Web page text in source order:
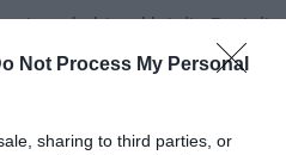
Not Process My Personal
sharing to third parties, or
ajuns la biroul lui din Parioli
de la Roma, Răzvan
o diplomă de excelenţă
cel mai ȋnalt rang al